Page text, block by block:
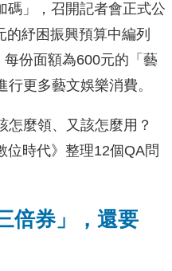
碼」，召開記者會正式公
紓困振興預算中編列
份面額為600元的「藝
更多藝文娛樂消費。
怎麼領、又該怎麼用？
位時代》整理12個QA問
倍券」，還要